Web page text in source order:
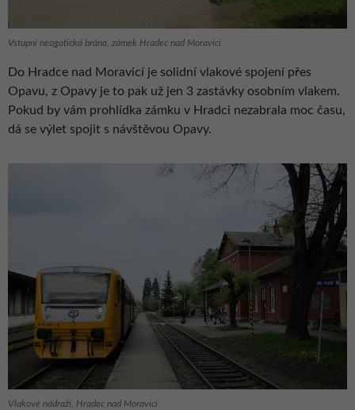
Vstupní neogotická brána, zámek Hradec nad Moravicí
Do Hradce nad Moravicí je solidní vlakové spojení přes
Opavu, z Opavy je to pak už jen 3 zastávky osobním vlakem.
Pokud by vám prohlídka zámku v Hradci nezabrala moc času,
dá se výlet spojit s návštěvou Opavy.
Vlakové nádraží, Hradec nad Moravicí